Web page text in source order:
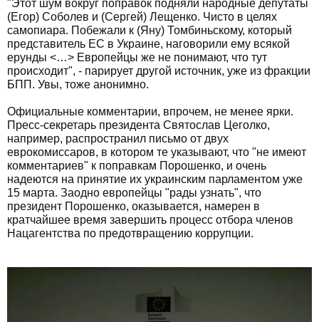
"Этот шум вокруг поправок подняли народные депутаты
(Егор) Соболев и (Сергей) Лещенко. Чисто в целях
самопиара. Побежали к (Яну) Томбиньскому, который
представитель ЕС в Украине, наговорили ему всякой
ерунды <…> Европейцы же не понимают, что тут
происходит", - парирует другой источник, уже из фракции
БПП. Увы, тоже анонимно.
Официальные комментарии, впрочем, не менее ярки.
Пресс-секретарь президента Святослав Цеголко,
например, распространил письмо от двух
еврокомиссаров, в котором те указывают, что "не имеют
комментариев" к поправкам Порошенко, и очень
надеются на принятие их украинским парламентом уже
15 марта. Заодно европейцы "рады узнать", что
президент Порошенко, оказывается, намерен в
кратчайшее время завершить процесс отбора членов
Нацагентства по предотвращению коррупции.